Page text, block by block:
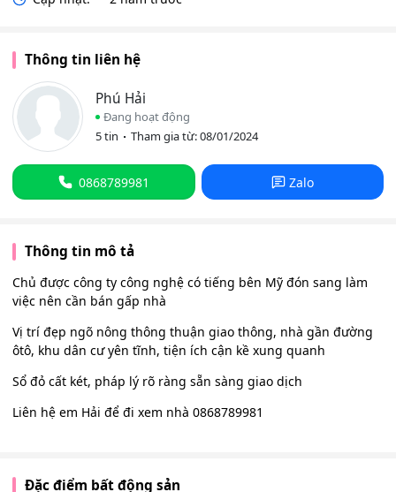
Thông tin liên hệ
Phú Hải
Đang hoạt động
5 tin
Tham gia từ: 08/01/2024
0868789981 Zalo
Thông tin mô tả
Chủ được công ty công nghệ có tiếng bên Mỹ đón sang làm
việc nên cần bán gấp nhà
Vị trí đẹp ngõ nông thông thuận giao thông, nhà gần đường
ôtô, khu dân cư yên tĩnh, tiện ích cận kề xung quanh
Sổ đỏ cất két, pháp lý rõ ràng sẵn sàng giao dịch
Liên hệ em Hải để đi xem nhà 0868789981
Đặc điểm bất động sản